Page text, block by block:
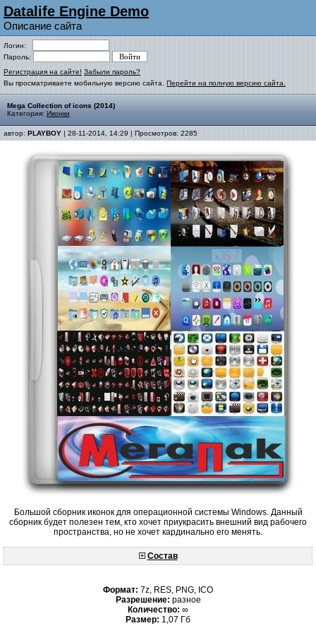
Datalife Engine Demo
Описание сайта
Логин:
Пароль:
Регистрация на сайте! Забыли пароль?
Вы просматриваете мобильную версию сайта. Перейти на полную версию сайта.
Mega Collection of icons (2014)
Категория: Иконки
автор: PLAYBOY | 28-11-2014, 14:29 | Просмотров: 2285
Большой сборник иконок для операционной системы Windows. Данный
сборник будет полезен тем, кто хочет приукрасить внешний вид рабочего
пространства, но не хочет кардинально его менять.
Состав
Формат: 7z, RES, PNG, ICO
Разрешение: разное
Количество: ∞
Размер: 1,07 Гб